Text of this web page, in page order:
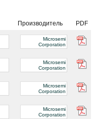
Производитель PDF
Microsemi
Corporation
Microsemi
Corporation
Microsemi
Corporation
Microsemi
Corporation